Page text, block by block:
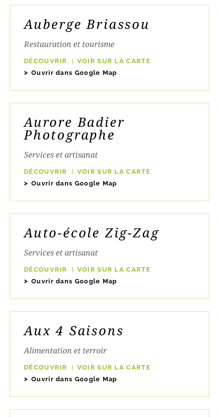
Auberge Briassou
Restauration et tourisme
DÉCOUVRIR
VOIR SUR LA CARTE
Ouvrir dans Google Map
Aurore Badier
Photographe
Services et artisanat
DÉCOUVRIR
VOIR SUR LA CARTE
Ouvrir dans Google Map
Auto-école Zig-Zag
Services et artisanat
DÉCOUVRIR
VOIR SUR LA CARTE
Ouvrir dans Google Map
Aux 4 Saisons
Alimentation et terroir
DÉCOUVRIR
VOIR SUR LA CARTE
Ouvrir dans Google Map